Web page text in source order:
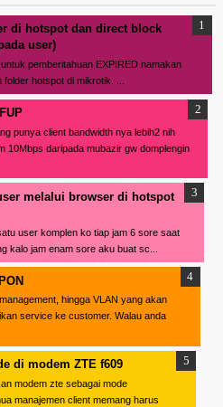
di hotspot dan direct block
user)
pemberitahuan EXPIRED namakan
hotspot di mikrotik. ...
punya client bandwidth nya lebih2 nih
10Mbps daripada mubazir gw domplengin
melalui browser di hotspot
user komplen ko tiap jam 6 sore saat
kalo jam enam sore aku buat sc...
hingga VLAN yang akan
service ke customer. Walau anda
di modem ZTE f609
modem zte sebagai mode
manajemen client memang harus